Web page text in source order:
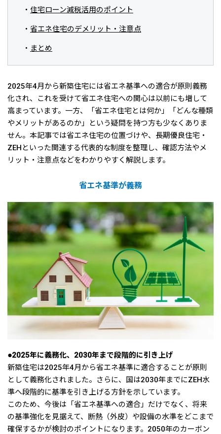
住宅ローン減税活用のポイント
省エネ住宅のデメリット・注意点
まとめ
2025年4月から新築住宅には省エネ基準への適合が原則義務
化され、これを受けて省エネ住宅への関心は以前にも増して
高まっています。一方、「省エネ住宅とは何か」「どんな種類
やメリットがあるのか」という疑問を持つ方も少なくありま
せん。本記事では省エネ住宅の位置づけや、長期優良住宅・
ZEHといった関連する代表的な制度を整理し、確認方法やメ
リット・注意点などをわかりやすく解説します。
省エネ基準が義務
●2025年に義務化、2030年まで段階的に引き上げ
新築住宅は2025年4月から省エネ基準に適合することが原則
として義務化されました。さらに、国は2030年までにZEH水
準へ段階的に基準を引き上げる方針を示しています。
このため、今後は「省エネ基準への適合」だけでなく、将来
の基準強化を見据えて、断熱（外皮）や設備の水準をどこまで
確保するかが検討のポイントになります。2050年のカーボン